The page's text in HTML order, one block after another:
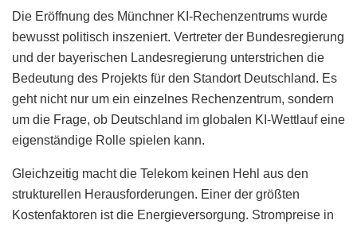
Die Eröffnung des Münchner KI-Rechenzentrums wurde
bewusst politisch inszeniert. Vertreter der Bundesregierung
und der bayerischen Landesregierung unterstrichen die
Bedeutung des Projekts für den Standort Deutschland. Es
geht nicht nur um ein einzelnes Rechenzentrum, sondern
um die Frage, ob Deutschland im globalen KI-Wettlauf eine
eigenständige Rolle spielen kann.
Gleichzeitig macht die Telekom keinen Hehl aus den
strukturellen Herausforderungen. Einer der größten
Kostenfaktoren ist die Energieversorgung. Strompreise in